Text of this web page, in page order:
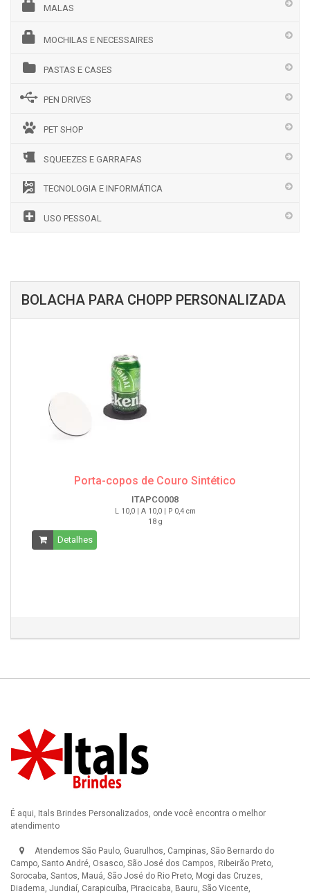
MALAS
MOCHILAS E NECESSAIRES
PASTAS E CASES
PEN DRIVES
PET SHOP
SQUEEZES E GARRAFAS
TECNOLOGIA E INFORMÁTICA
USO PESSOAL
BOLACHA PARA CHOPP PERSONALIZADA
Porta-copos de Couro Sintético
ITAPCO008
L 10,0 | A 10,0 | P 0,4 cm
18 g
Detalhes
É aqui, Itals Brindes Personalizados, onde você encontra o melhor
atendimento
Atendemos São Paulo, Guarulhos, Campinas, São Bernardo do
Campo, Santo André, Osasco, São José dos Campos, Ribeirão Preto,
Sorocaba, Santos, Mauá, São José do Rio Preto, Mogi das Cruzes,
Diadema, Jundiaí, Carapicuíba, Piracicaba, Bauru, São Vicente,